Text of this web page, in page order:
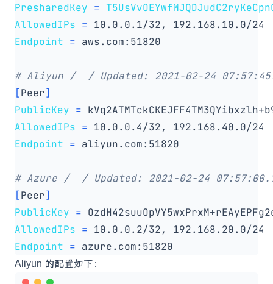
PresharedKey =
AllowedIPs =
Endpoint =
# Aliyun /  / Updated: 2021-02-24
[Peer]
PublicKey =
AllowedIPs =
Endpoint =
# Azure /  / Updated: 2021-02-24
[Peer]
PublicKey =
AllowedIPs =
Endpoint =
Aliyun 的配置如下：